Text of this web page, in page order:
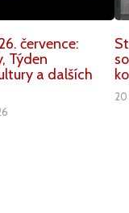
července:
Týden
a dalších